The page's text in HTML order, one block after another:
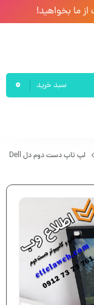
ما بخواهید!
سبد خرید 0
لپ تاپ دست دوم دل Dell